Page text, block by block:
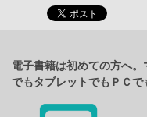
電子書籍は初めての方へ
でもタブレットでもＰＣで